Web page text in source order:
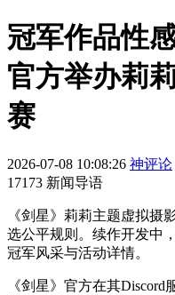
冠军作品性
官方举办莉
赛
2026-07-08 10:08:26 神评论
17173 新闻导语
《剑星》莉莉主题虚拟摄
选公平规则。续作开发中
冠军风采与活动详情。
《剑星》官方在其